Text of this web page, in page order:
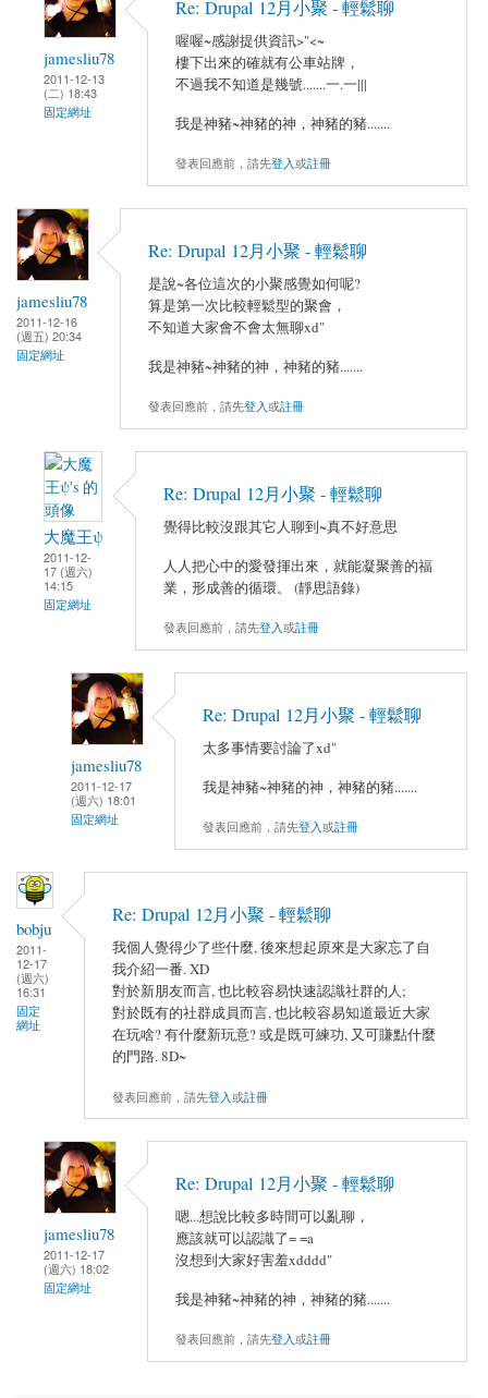
jamesliu78
2011-12-13
(二) 18:43
固定網址
Re: Drupal 12月小聚 - 輕鬆聊
喔喔~感謝提供資訊>"<~
樓下出來的確就有公車站牌，
不過我不知道是幾號.......一.一|||
我是神豬~神豬的神，神豬的豬.......
發表回應前，請先登入或註冊
jamesliu78
2011-12-16
(週五) 20:34
固定網址
Re: Drupal 12月小聚 - 輕鬆聊
是說~各位這次的小聚感覺如何呢?
算是第一次比較輕鬆型的聚會，
不知道大家會不會太無聊xd"
我是神豬~神豬的神，神豬的豬.......
發表回應前，請先登入或註冊
大魔王ψ
2011-12-
17 (週六)
14:15
固定網址
Re: Drupal 12月小聚 - 輕鬆聊
覺得比較沒跟其它人聊到~真不好意思
人人把心中的愛發揮出來，就能凝聚善的福
業，形成善的循環。 (靜思語錄)
發表回應前，請先登入或註冊
jamesliu78
2011-12-17
(週六) 18:01
固定網址
Re: Drupal 12月小聚 - 輕鬆聊
太多事情要討論了xd"
我是神豬~神豬的神，神豬的豬.......
發表回應前，請先登入或註冊
bobju
2011-
12-17
(週六)
16:31
固定
網址
Re: Drupal 12月小聚 - 輕鬆聊
我個人覺得少了些什麼, 後來想起原來是大家忘了自
我介紹一番. XD
對於新朋友而言, 也比較容易快速認識社群的人;
對於既有的社群成員而言, 也比較容易知道最近大家
在玩啥? 有什麼新玩意? 或是既可練功, 又可賺點什麼
的門路. 8D~
發表回應前，請先登入或註冊
jamesliu78
2011-12-17
(週六) 18:02
固定網址
Re: Drupal 12月小聚 - 輕鬆聊
嗯...想說比較多時間可以亂聊，
應該就可以認識了= =a
沒想到大家好害羞xdddd"
我是神豬~神豬的神，神豬的豬.......
發表回應前，請先登入或註冊